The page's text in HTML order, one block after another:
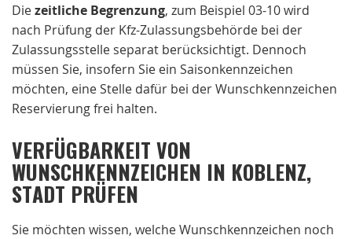
Diezeitliche Begrenzung, zum Beispiel 03-10 wird
nach Prüfung der Kfz-Zulassungsbehörde bei der
Zulassungsstelle separat berücksichtigt. Dennoch
müssen Sie, insofern Sie ein Saisonkennzeichen
möchten, eine Stelle dafür bei der Wunschkennzeichen
Reservierung frei halten.
VERFÜGBARKEIT VON
WUNSCHKENNZEICHEN IN KOBLENZ,
STADT PRÜFEN
Sie möchten wissen, welche Wunschkennzeichen noch